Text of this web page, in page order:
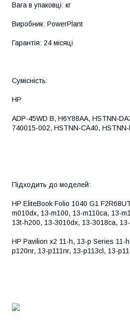
Вага в упаковці: кг
Виробник: PowerPlant
Гарантія: 24 місяці
Сумісність:
HP
ADP-45WD B, H6Y88AA, HSTNN-
740015-002, HSTNN-CA40, HSTNN-
Підходить до моделей:
HP EliteBook Folio 1040 G1
m010dx, 13-m100, 13-m110ca, 13-
13t-h200, 13-3010dx, 13-3018ca,
HP Pavilion x2 11-h, 13-p Series 11-
p120nr, 13-p111nr, 13-p113cl, 13-